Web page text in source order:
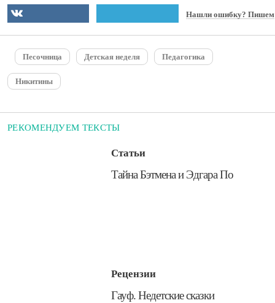
Нашли ошибку? Пишем
Песочница Детская неделя Педагогика
Никитины
РЕКОМЕНДУЕМ ТЕКСТЫ
Статьи
Тайна Бэтмена и Эдгара По
Рецензии
Гауф. Недетские сказки